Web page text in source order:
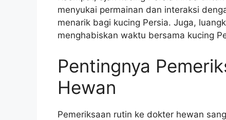
menyukai permainan dan interaksi
menarik bagi kucing Persia. Juga,
menghabiskan waktu bersama kucing
Pentingnya
Hewan
Pemeriksaan rutin ke dokter hewan